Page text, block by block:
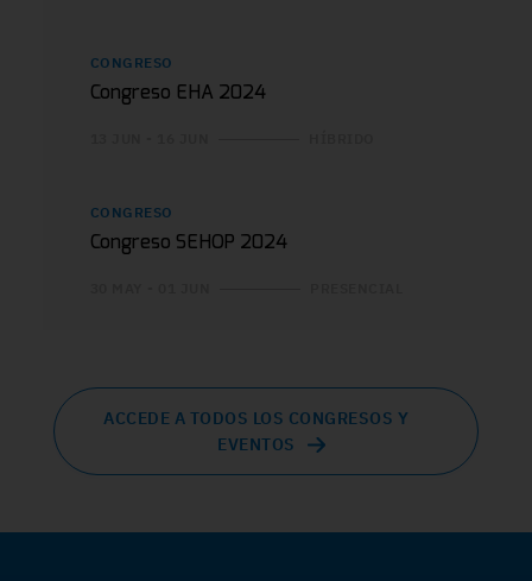
CONGRESO
Congreso EHA 2024
CONGRESO
Congreso SEHOP 2024
ACCEDE A TODOS LOS CONGRESOS Y
EVENTOS